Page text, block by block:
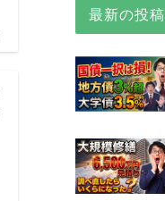
ブログ
最新の投稿